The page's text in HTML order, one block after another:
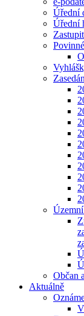
Úřední
Úřední
Občan
Aktuálně